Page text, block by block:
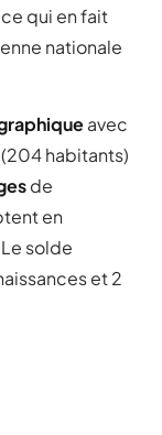
ce qui en fait
nationale
avec
habitants)
de
en
solde
et 2